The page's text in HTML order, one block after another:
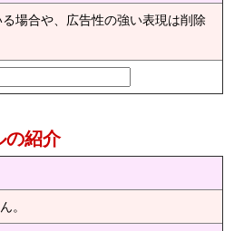
場合や、広告性の強い表現は削除
の紹介
。